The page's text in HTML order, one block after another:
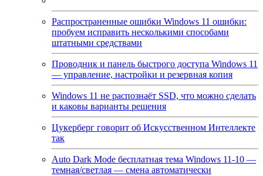
Распространенные ошибки Windows 11 ошибки:
пробуем исправить несколькими способами
штатными средствами
Проводник и панель быстрого доступа Windows 11
— управление, настройки и резервная копия
Windows 11 не распознаёт SSD, что можно сделать
и каковы варианты решения
Цукерберг говорит об Искусственном Интеллекте
так
Auto Dark Mode бесплатная тема Windows 11-10 —
темная/светлая — смена автоматически